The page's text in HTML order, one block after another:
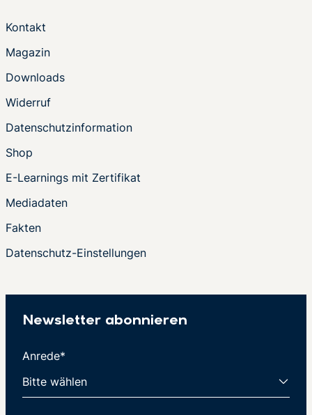
Kontakt
Magazin
Downloads
Widerruf
Datenschutzinformation
Shop
E-Learnings mit Zertifikat
Mediadaten
Fakten
Datenschutz-Einstellungen
Newsletter abonnieren
Anrede*